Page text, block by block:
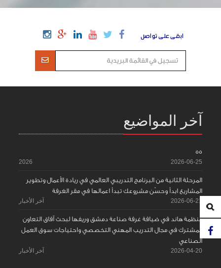
ابقى على تواصل
آخر المواضيع
55
2026-06-25
2026
المرحلة الثانية من البرنامج التدريبي العالمي في ريادة الأعمال وتطوير
المشاريع ابدأ وحسّن مشروعك تبدأ اعمالها في مقر الغرفة
2026-06-21 آخر الأخبار
منظمة هاند في ضيافة غرفة صناعة دمشق وريفها لبحث آفاق التعاون
المشترك في مجال التدريب المهني التخصصي واحتياجات سوق العمل
الصناعي
2026-04-20 آخر الأخبار